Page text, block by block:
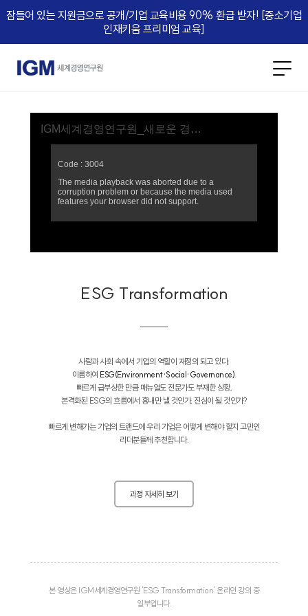
잠들어 있는 지원금으로 공개/기업 교육비용 90% 환급 받자! [중소기업
인재키움 프리미엄 교육]​
ESG Transformation
사람과 사회 속에서 기업의 역할이 재정의 되고 있다.
이름하여 ESG(Environment·Social·Governance).
빠르게 급부상한 만큼 매뉴얼도 전문가도 부재한 상황,
본격화된 ESG의 흐름에서 흉내만 낼 것인가, 진심이 될 것인가?
빠르게 변해가는 기업의 트랜드에 우리 기업은 어떻게 변해야 할지 고민인
리더분들께 추천합니다.
과정 자세히 보기
본 영상은 IGM세계경영연구원 'ESG Transformation' 온라인 강의 중
일부입니다.